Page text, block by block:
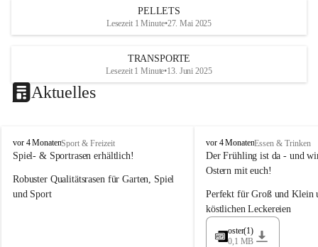
PELLETS
Lesezeit 1 Minute•27. Mai 2025
TRANSPORTE
Lesezeit 1 Minute•13. Juni 2025
Aktuelles
M
a
e
r
vor 4 MonatenSport & Freizeit
Spiel- & Sportrasen erhältlich!
Robuster Qualitätsrasen für Garten, Spiel
und Sport
M
a
y
r
G
ü
vor 4 MonatenEssen & Trinken
Der Frühling ist da - und
Ostern mit euch!
Perfekt für Groß und Klein
köstlichen Leckereien
oster(1)
0,1 MB